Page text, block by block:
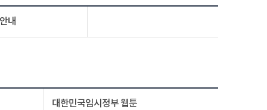
내
대한민국임시정부 웹툰